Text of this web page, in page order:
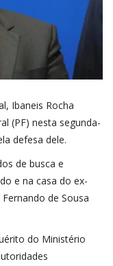
Ibaneis Rocha
(PF) nesta segunda-
defesa dele.
de busca e
e na casa do ex-
de Sousa
do Ministério